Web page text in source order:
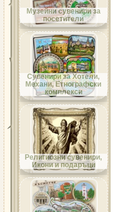
Област Видин
Област Враца
Област Габрово
Музейни сувенири за
посетители
Сувенири за Хотели,
Механи, Етнографски
комплекси
Религиозни сувенири,
Икони и подаръци